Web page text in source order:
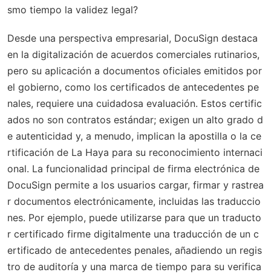
smo tiempo la validez legal?
Desde una perspectiva empresarial, DocuSign destaca
en la digitalización de acuerdos comerciales rutinarios,
pero su aplicación a documentos oficiales emitidos por
el gobierno, como los certificados de antecedentes pe
nales, requiere una cuidadosa evaluación. Estos certific
ados no son contratos estándar; exigen un alto grado d
e autenticidad y, a menudo, implican la apostilla o la ce
rtificación de La Haya para su reconocimiento internaci
onal. La funcionalidad principal de firma electrónica de
DocuSign permite a los usuarios cargar, firmar y rastrea
r documentos electrónicamente, incluidas las traduccio
nes. Por ejemplo, puede utilizarse para que un traducto
r certificado firme digitalmente una traducción de un c
ertificado de antecedentes penales, añadiendo un regis
tro de auditoría y una marca de tiempo para su verifica